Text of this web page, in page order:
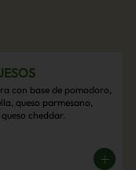
con base de pomodoro,
queso parmesano,
cheddar.